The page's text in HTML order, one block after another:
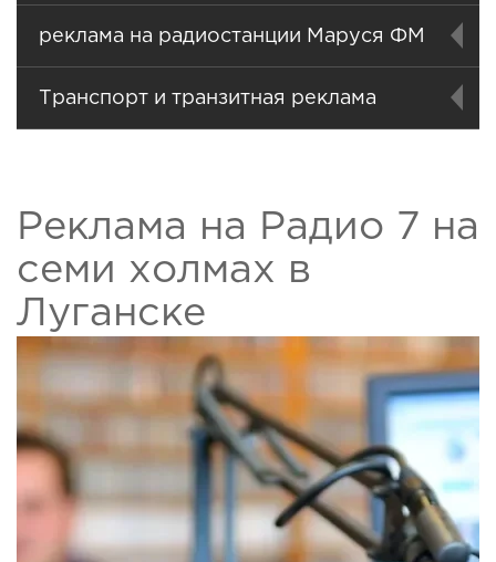
реклама на радиостанции Маруся ФМ
Транспорт и транзитная реклама
Реклама на Радио 7 на
семи холмах в
Луганске